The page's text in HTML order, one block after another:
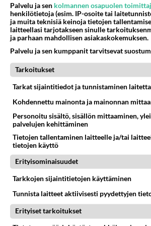
Martinan bisneksillä ei mene hyvin
SUOMI24
Muistatko? Kädestä suuhun elävä Satu sai
Henry-miljonääriltä
Danny, 83, teki yllättävän teon - Missä on 25-
Loukasmäki?
Vappu Pimiän lähtö ei ole ainoa iso muutos -
palaa
2 km on nykyään liian pitkä
Palvelu ja sen kolmannen osapuolen
henkilötietoja (esim. IP-osoite tai
ja muita teknisiä keinoja tietojen
laitteellasi tarjotakseen sinulle
ja parhaan mahdollisen asiakaskokemuksen.
Palvelu ja sen kumppanit tarvitsevat
Tarkoitukset
Tarkat sijaintitiedot ja tunnistaminen
Kohdennettu mainonta ja mainonnan
Personoitu sisältö, sisällön mittaaminen,
palvelujen kehittäminen
Tietojen tallentaminen laitteelle ja/tai
tietojen käyttö
Erityisominaisuudet
Tarkkojen sijaintitietojen käyttäminen
Tunnista laitteet aktiivisesti pyydettyjen
Erityiset tarkoitukset